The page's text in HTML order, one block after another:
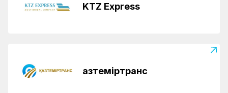
KTZ Express
Қазтеміртранс